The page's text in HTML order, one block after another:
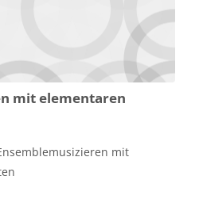
mit elementaren
mit